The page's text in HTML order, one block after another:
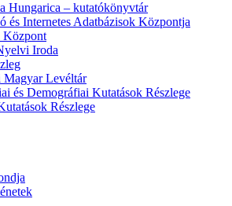
Hungarica – kutatókönyvtár
és Internetes Adatbázisok Központja
Központ
Iroda
Magyar Levéltár
és Demográfiai Kutatások Részlege
Részlege